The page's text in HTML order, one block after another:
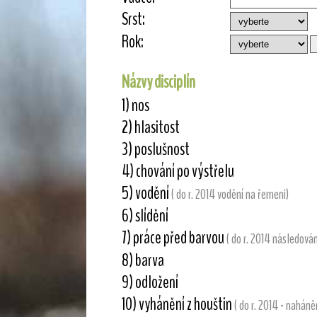
Srst:
Rok:
Názvy disciplín
1) nos
2) hlasitost
3) poslušnost
4) chování po výstřelu
5) vodění( do r. 2014 vodění na řemeni)
6) slídění
7) práce před barvou( do r. 2014
8) barva
9) odložení
10) vyhánění z houštin( do r. 2014 -